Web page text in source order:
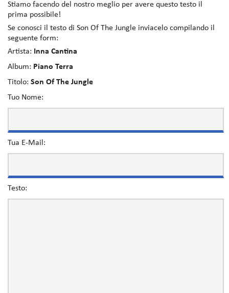
Stiamo facendo del nostro meglio per avere questo testo il
prima possibile!
Se conosci il testo di Son Of The Jungle inviacelo compilando il
seguente form:
Artista:
Inna Cantina
Album: Piano Terra
Titolo: Son Of The Jungle
Tuo Nome:
Tua E-Mail:
Testo: